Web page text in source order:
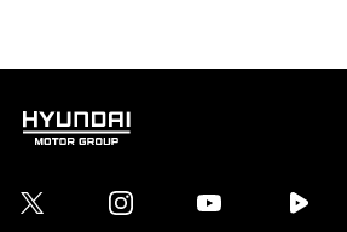
HYUNDAI
GROUP
twitter instagram